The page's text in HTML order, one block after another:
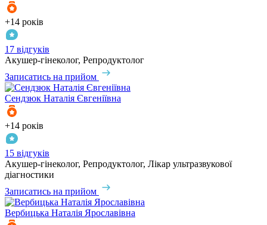
+14 років
17 відгуків
Акушер-гінеколог, Репродуктолог
Записатись на прийом
Сендзюк Наталія Євгеніївна
+14 років
15 відгуків
Акушер-гінеколог, Репродуктолог, Лікар ультразвукової
діагностики
Записатись на прийом
Вербицька Наталія Ярославівна